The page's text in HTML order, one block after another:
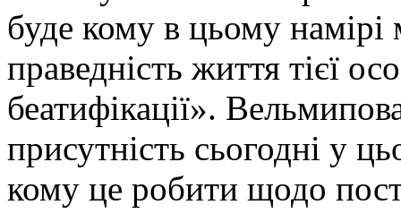
буде кому в цьому намірі
праведність життя тієї
беатифікації».
присутність сьогодні у
кому це робити щодо